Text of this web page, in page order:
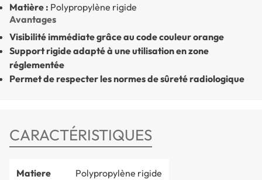
Matière : Polypropylène rigide
Avantages
Visibilité immédiate grâce au code couleur orange
Support rigide adapté à une utilisation en zone
réglementée
Permet de respecter les normes de sûreté radiologique
CARACTÉRISTIQUES
Matiere Polypropylène rigide